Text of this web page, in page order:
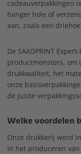
cadeauverpakkingen
hanger hole of
aan, zoals een
De SAXOPRINT
productmonsters, om
drukkwaliteit, het
onze
de juiste
Welke voordelen
Onze drukkerij werd
in het produceren